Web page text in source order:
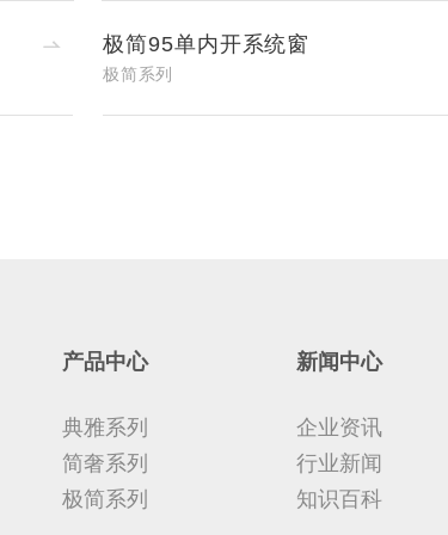
极简95单内开系统窗
极简系列
产品中心
典雅系列
简奢系列
极简系列
新闻中心
企业资讯
行业新闻
知识百科